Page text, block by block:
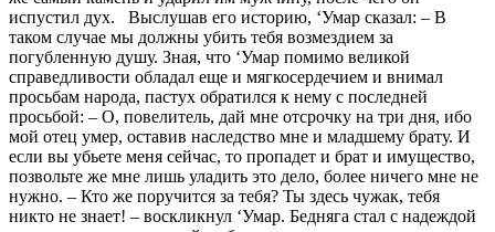
испустил дух. Выслушав его историю, ‘Умар сказал: – В
таком случае мы должны убить тебя возмездием за
погубленную душу. Зная, что ‘Умар помимо великой
справедливости обладал еще и мягкосердечием и внимал
просьбам народа, пастух обратился к нему с последней
просьбой: – О, повелитель, дай мне отсрочку на три дня, ибо
мой отец умер, оставив наследство мне и младшему брату. И
если вы убьете меня сейчас, то пропадет и брат и имущество,
позвольте же мне лишь уладить это дело, более ничего мне не
нужно. – Кто же поручится за тебя? Ты здесь чужак, тебя
никто не знает! – воскликнул ‘Умар. Бедняга стал с надеждой